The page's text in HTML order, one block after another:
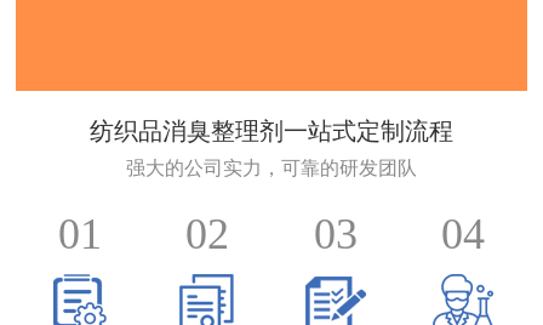
纺织品消臭整理剂一站式定制流程
强大的公司实力，可靠的研发团队
01 02 03 04